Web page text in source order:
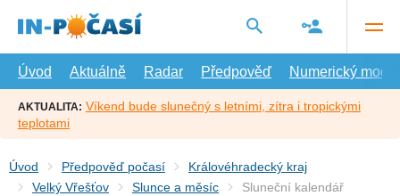
hlavní
Úvod
Aktuálně Radar Předpověď Numerický model
AKTUALITA: Víkend bude slunečný s letními, zítra i tropickými
teplotami
Úvod Předpověď počasí
Královéhradecký kraj
Velký Vřešťov
Slunce a měsíc Sluneční kalendář